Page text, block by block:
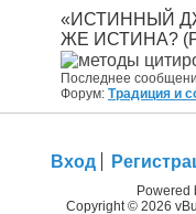
«ИСТИННЫЙ
ЖЕ ИСТИНА?
Форум: Традиция и
Вход
Powered
Copyright © 2026